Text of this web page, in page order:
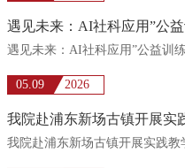
05.09 2026
我院赴浦东新场古镇开展实